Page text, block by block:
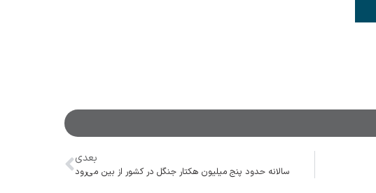
بعدی
سالانه حدود پنج میلیون هکتار جنگل در کشور از بین می‌رود